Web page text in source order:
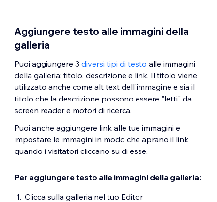
Aggiungere testo alle immagini della
galleria
Puoi aggiungere 3 diversi tipi di testo alle immagini
della galleria: titolo, descrizione e link. Il titolo viene
utilizzato anche come alt text dell'immagine e sia il
titolo che la descrizione possono essere "letti" da
screen reader e motori di ricerca.
Puoi anche aggiungere link alle tue immagini e
impostare le immagini in modo che aprano il link
quando i visitatori cliccano su di esse.
Per aggiungere testo alle immagini della galleria:
Clicca sulla galleria nel tuo Editor